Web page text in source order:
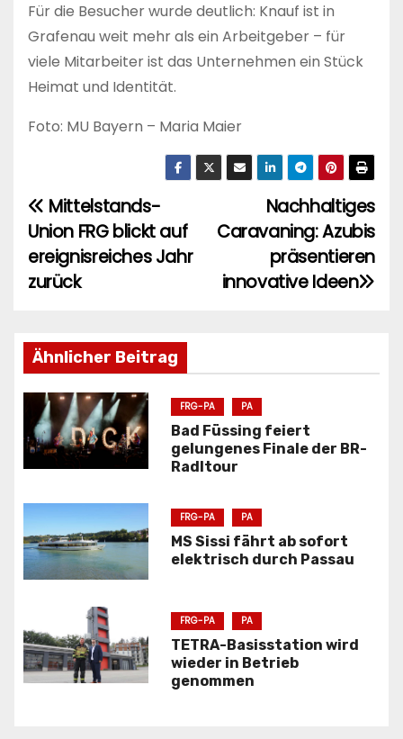
Für die Besucher wurde deutlich: Knauf ist in
Grafenau weit mehr als ein Arbeitgeber – für
viele Mitarbeiter ist das Unternehmen ein Stück
Heimat und Identität.
Foto: MU Bayern – Maria Maier
B
e
i
r
a
g
s
n
a
v
g
a
Nachhaltiges
Caravaning: Azubis
präsentieren
innovative Ideen
Mittelstands-
Union FRG blickt auf
ereignisreiches Jahr
zurück
Ähnlicher Beitrag
FRG-PA PA
Bad Füssing feiert
gelungenes Finale der BR-
Radltour
FRG-PA PA
MS Sissi fährt ab sofort
elektrisch durch Passau
FRG-PA PA
TETRA-Basisstation wird
wieder in Betrieb
genommen